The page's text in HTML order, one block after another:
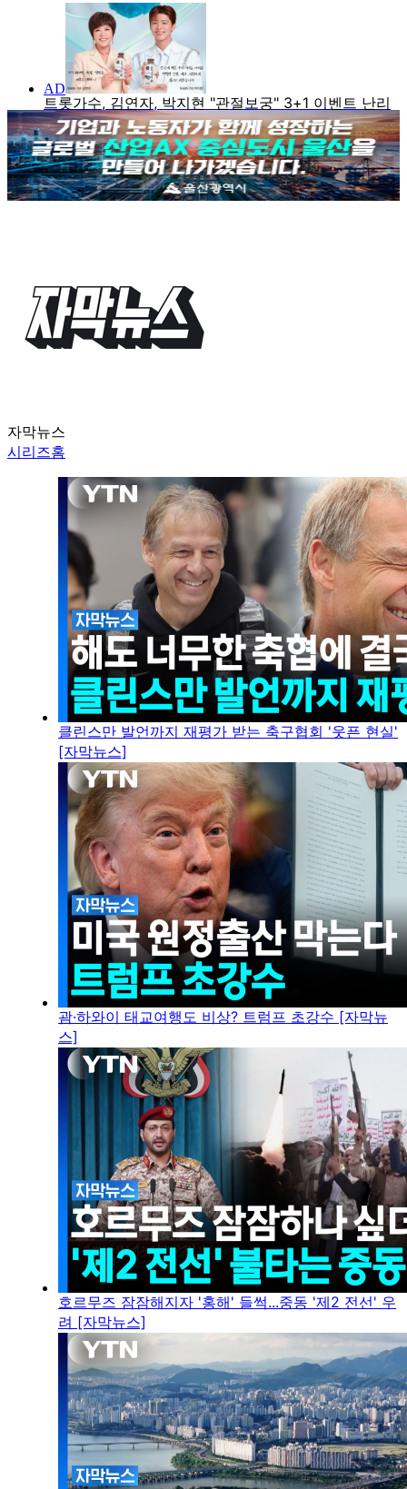
자막뉴스
시리즈홈
클린스만 발언까지 재평가 받는 축구협회 '웃픈 현실'
[자막뉴스]
괌·하와이 태교여행도 비상? 트럼프 초강수 [자막뉴
스]
호르무즈 잠잠해지자 '홍해' 들썩...중동 '제2 전선' 우
려 [자막뉴스]